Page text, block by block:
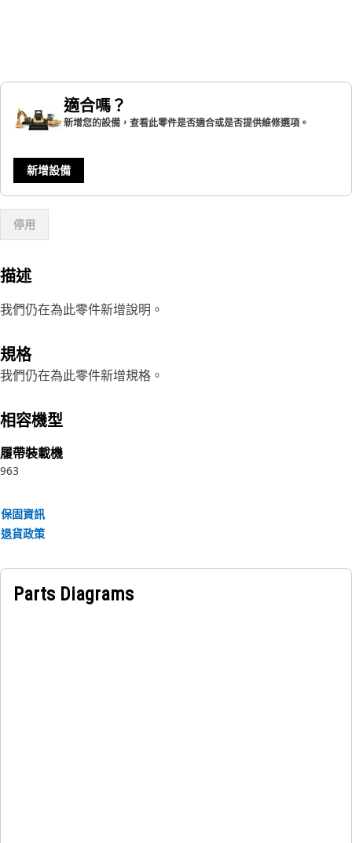
適合嗎？
新增您的設備，查看此零件是否適合或是否提供維修選項。
新增設備
停用
描述
我們仍在為此零件新增說明。
規格
我們仍在為此零件新增規格。
相容機型
履帶裝載機
963
保固資訊
退貨政策
Parts Diagrams